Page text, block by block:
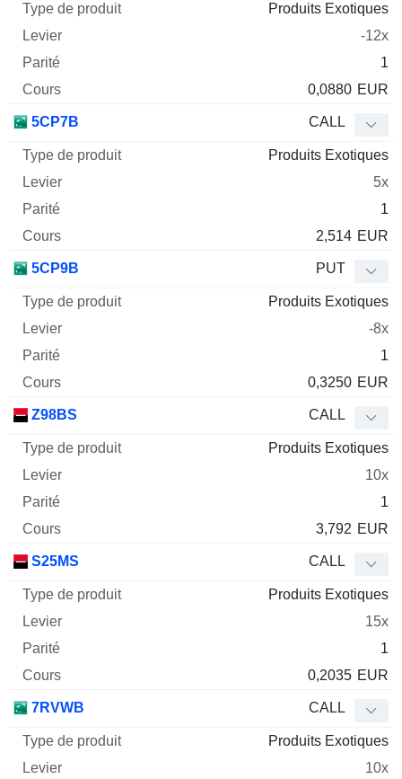
Produits Exotiques
-12x
1
0,0880 EUR
5CP7B CALL
Produits Exotiques
5x
1
2,514 EUR
5CP9B PUT
Produits Exotiques
-8x
1
0,3250 EUR
Z98BS CALL
Produits Exotiques
10x
1
3,792 EUR
S25MS CALL
Produits Exotiques
15x
1
0,2035 EUR
7RVWB CALL
Produits Exotiques
10x